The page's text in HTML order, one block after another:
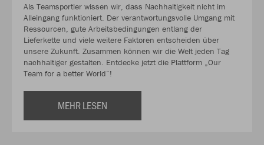
Als Teamsportler wissen wir, dass Nachhaltigkeit nicht im
Alleingang funktioniert. Der verantwortungsvolle Umgang mit
Ressourcen, gute Arbeitsbedingungen entlang der
Lieferkette und viele weitere Faktoren entscheiden über
unsere Zukunft. Zusammen können wir die Welt jeden Tag
nachhaltiger gestalten. Entdecke jetzt die Plattform „Our
Team for a better World“!
MEHR LESEN